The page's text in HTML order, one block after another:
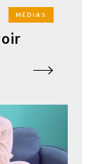
MÉDIAS